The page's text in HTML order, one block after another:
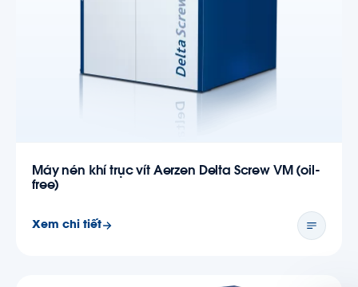
Máy nén khí trục vít Aerzen Delta Screw VM (oil-
free)
Xem chi tiết